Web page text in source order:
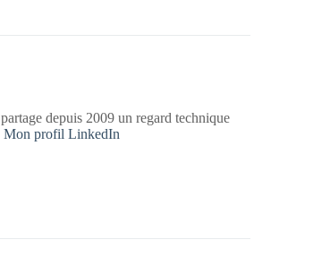
depuis 2009 un regard technique
Mon profil LinkedIn